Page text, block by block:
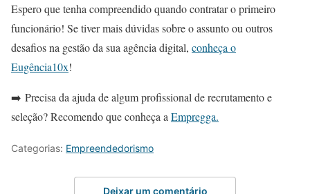
Espero que tenha compreendido quando contratar o primeiro
funcionário! Se tiver mais dúvidas sobre o assunto ou outros
desafios na gestão da sua agência digital, conheça o
Eugência10x!
➡️ Precisa da ajuda de algum profissional de recrutamento e
seleção? Recomendo que conheça a Empregga.
Categorias: Empreendedorismo
Deixar um comentário